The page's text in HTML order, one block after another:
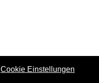
Cookie Einstellungen